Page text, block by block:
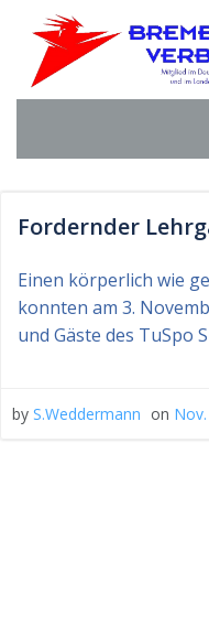
Fordernder
Einen körperlich wie
konnten am 3.
und Gäste des TuSpo
by S.Weddermann on